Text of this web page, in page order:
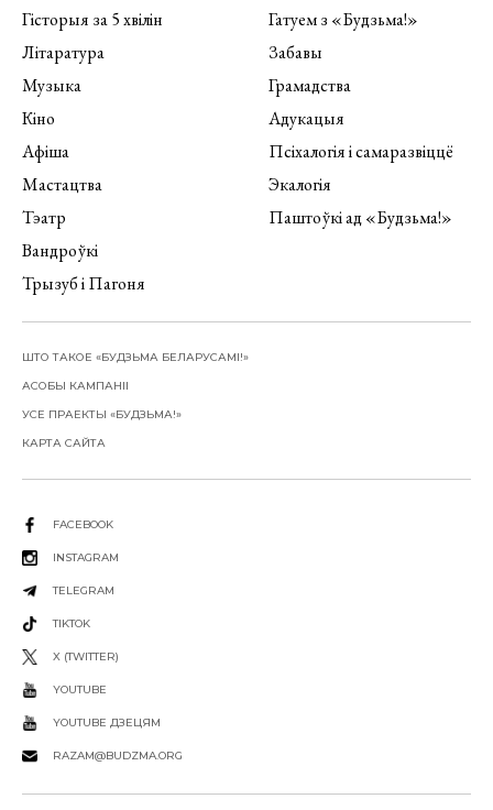
Гісторыя за 5 хвілін
Літаратура
Музыка
Кіно
Афіша
Мастацтва
Тэатр
Вандроўкі
Трызуб і Пагоня
Гатуем з «Будзьма!»
Забавы
Грамадства
Адукацыя
Псіхалогія і самаразвіццё
Экалогія
Паштоўкі ад «Будзьма!»
ШТО ТАКОЕ «БУДЗЬМА БЕЛАРУСАМІ!»
АСОБЫ КАМПАНІІ
УСЕ ПРАЕКТЫ «БУДЗЬМА!»
КАРТА САЙТА
FACEBOOK
INSTAGRAM
TELEGRAM
TIKTOK
X (TWITTER)
YOUTUBE
YOUTUBE ДЗЕЦЯМ
RAZAM@BUDZMA.ORG